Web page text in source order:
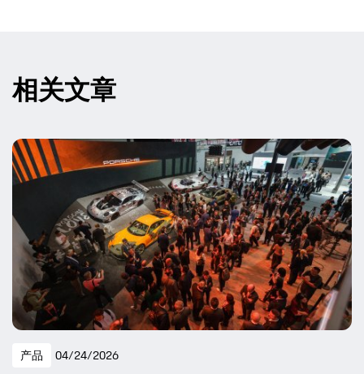
相关文章
产品 04/24/2026